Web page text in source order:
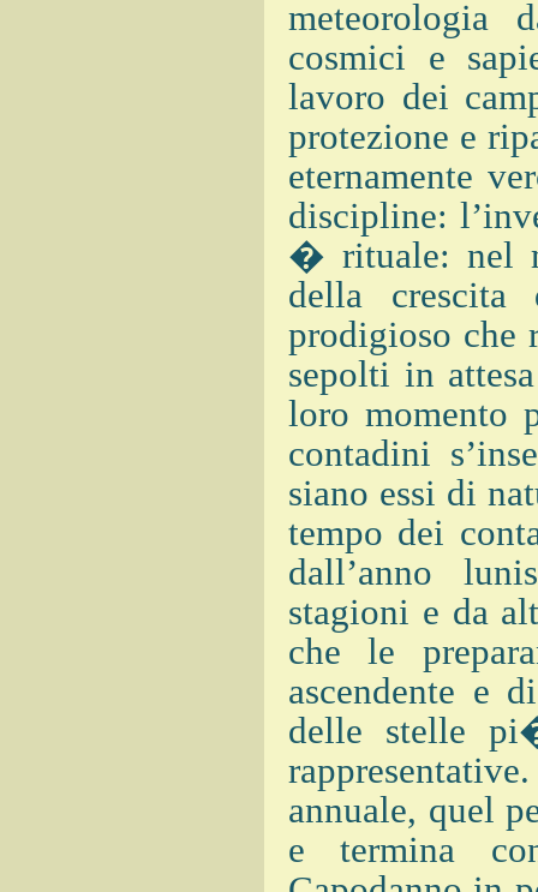
meteorologia
cosmici e
lavoro dei
protezione e
eternamente
discipline:
� rituale: nel
della
prodigioso che
sepolti in
loro momento
contadini
siano essi di
tempo dei
dall’anno
stagioni e da
che le
ascendente e
delle stelle
annuale, quel
e termina